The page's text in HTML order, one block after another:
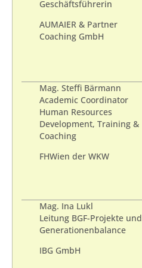
Geschäftsführerin
AUMAIER & Partner
Coaching GmbH
Mag. Steffi Bärmann
Academic Coordinator
Human Resources
Development, Training &
Coaching
FHWien der WKW
Mag. Ina Lukl
Leitung BGF-Projekte und
Generationenbalance
IBG GmbH